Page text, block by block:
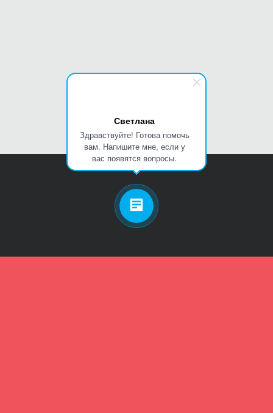
Светлана
Здравствуйте! Готова помочь
вам. Напишите мне, если у
вас появятся вопросы.